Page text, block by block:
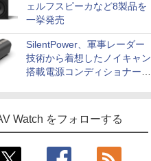
ェルフスピーカなど8製品を
一挙発売
SilentPower、軍事レーダー
技術から着想したノイキャン
搭載電源コンディショナー
Watch をフォローする